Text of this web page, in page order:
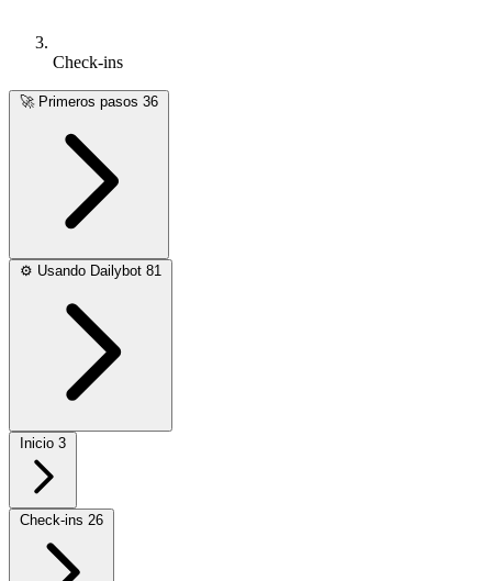
Check-ins
🚀 Primeros pasos 36
⚙️ Usando Dailybot 81
Inicio 3
Check-ins 26